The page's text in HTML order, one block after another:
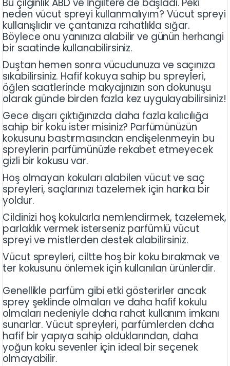
neden vücut spreyi kullanmalıyım? Vücut spreyi
kullanışlıdır ve çantanıza rahatlıkla sığar.
Böylece onu yanınıza alabilir ve günün herhangi
bir saatinde kullanabilirsiniz.
Duştan hemen sonra vücudunuza ve saçınıza
sıkabilirsiniz. Hafif kokuya sahip bu spreyleri,
öğlen saatlerinde makyajınızın son dokunuşu
olarak günde birden fazla kez uygulayabilirsiniz!
Gece dışarı çıktığınızda daha fazla kalıcılığa
sahip bir koku ister misiniz? Parfümünüzün
kokusunu bastırmasından endişelenmeyin bu
spreylerin parfümünüzle rekabet etmeyecek
gizli bir kokusu var.
Hoş olmayan kokuları alabilen vücut ve saç
spreyleri, saçlarınızı tazelemek için harika bir
yoldur.
Cildinizi hoş kokularla nemlendirmek, tazelemek,
parlaklık vermek isterseniz parfümlü vücut
spreyi ve mistlerden destek alabilirsiniz.
Vücut spreyleri, ciltte hoş bir koku bırakmak ve
ter kokusunu önlemek için kullanılan ürünlerdir.
Genellikle parfüm gibi etki gösterirler ancak
sprey şeklinde olmaları ve daha hafif kokulu
olmaları nedeniyle daha rahat kullanım imkanı
sunarlar. Vücut spreyleri, parfümlerden daha
hafif bir yapıya sahip olduklarından, daha
yoğun koku sevenler için ideal bir seçenek
olmayabilir.